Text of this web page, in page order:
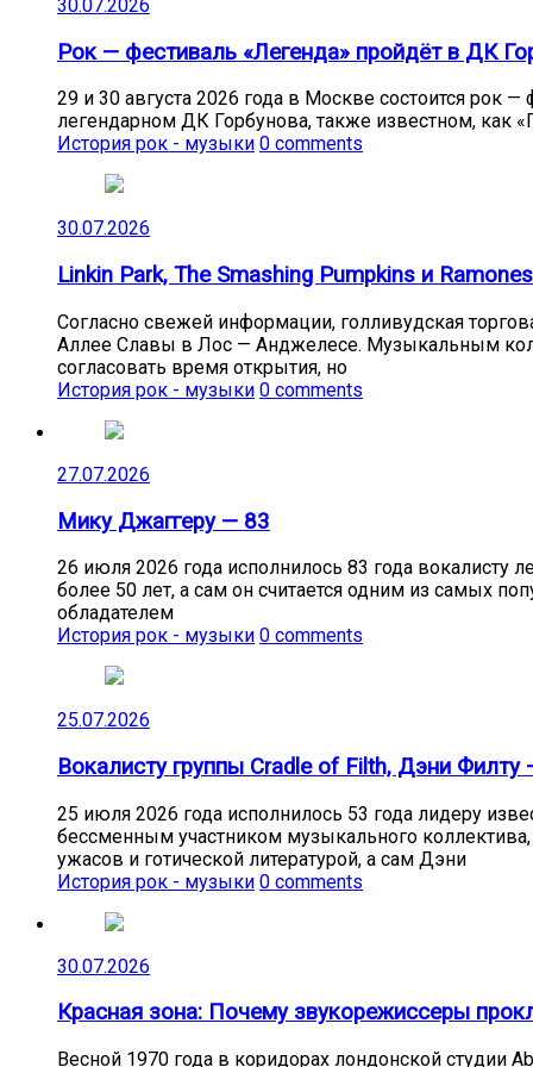
30.07.2026
Рок — фестиваль «Легенда» пройдёт в ДК
29 и 30 августа 2026 года в Москве состоится рок
легендарном ДК Горбунова, также известном, как
История рок - музыки 0 comments
30.07.2026
Linkin Park, The Smashing Pumpkins и
Согласно свежей информации, голливудская
Аллее Славы в Лос — Анджелесе. Музыкальным
согласовать время открытия, но
История рок - музыки 0 comments
27.07.2026
Мику Джаггеру — 83
26 июля 2026 года исполнилось 83 года вокалисту
более 50 лет, а сам он считается одним из самых
обладателем
История рок - музыки 0 comments
25.07.2026
Вокалисту группы Cradle of Filth, Дэни Филту
25 июля 2026 года исполнилось 53 года лидеру
бессменным участником музыкального
ужасов и готической литературой, а сам Дэни
История рок - музыки 0 comments
30.07.2026
Красная зона: Почему звукорежиссеры
Весной 1970 года в коридорах лондонской студии